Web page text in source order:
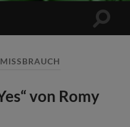
MISSBRAUCH
von Romy